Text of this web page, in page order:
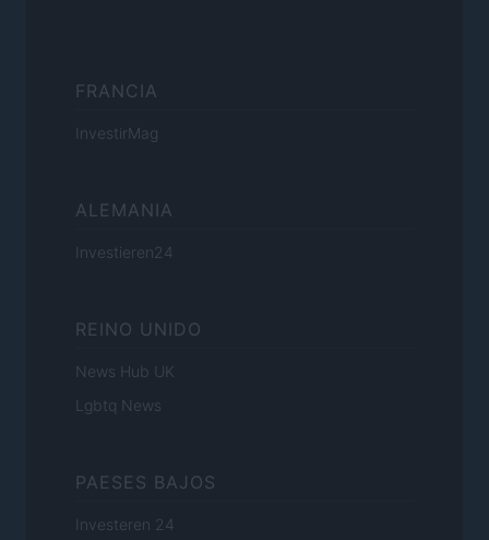
FRANCIA
InvestirMag
ALEMANIA
Investieren24
REINO UNIDO
News Hub UK
Lgbtq News
PAESES BAJOS
Investeren 24